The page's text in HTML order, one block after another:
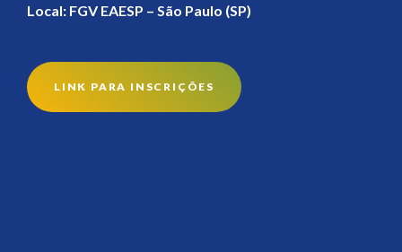
Local: FGV EAESP – São Paulo (SP)
LINK PARA INSCRIÇÕES